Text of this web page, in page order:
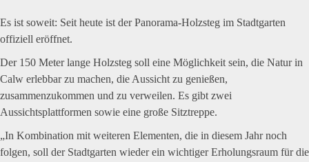
Es ist soweit: Seit heute ist der Panorama-Holzsteg im Stadtgarten
offiziell eröffnet.
Der 150 Meter lange Holzsteg soll eine Möglichkeit sein, die Natur in
Calw erlebbar zu machen, die Aussicht zu genießen,
zusammenzukommen und zu verweilen. Es gibt zwei
Aussichtsplattformen sowie eine große Sitztreppe.
„In Kombination mit weiteren Elementen, die in diesem Jahr noch
folgen, soll der Stadtgarten wieder ein wichtiger Erholungsraum für die